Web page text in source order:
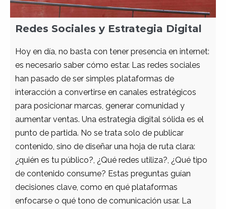
Redes Sociales y Estrategia Digital
Hoy en día, no basta con tener presencia en internet:
es necesario saber cómo estar. Las redes sociales
han pasado de ser simples plataformas de
interacción a convertirse en canales estratégicos
para posicionar marcas, generar comunidad y
aumentar ventas. Una estrategia digital sólida es el
punto de partida. No se trata solo de publicar
contenido, sino de diseñar una hoja de ruta clara:
¿quién es tu público?, ¿Qué redes utiliza?, ¿Qué tipo
de contenido consume? Estas preguntas guían
decisiones clave, como en qué plataformas
enfocarse o qué tono de comunicación usar. La